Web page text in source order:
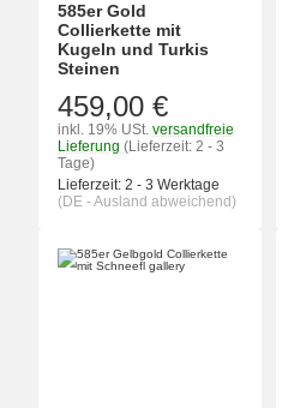
585er Gold
Collierkette mit
Kugeln und Turkis
Steinen
459,00 €
inkl. 19% USt. versandfreie
Lieferung (Lieferzeit: 2 - 3
Tage)
Lieferzeit: 2 - 3 Werktage
(DE - Ausland abweichend)